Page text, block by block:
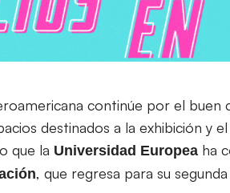
continúe por el buen
destinados a la exhibición y
que la Universidad Europea ha
, que regresa para su